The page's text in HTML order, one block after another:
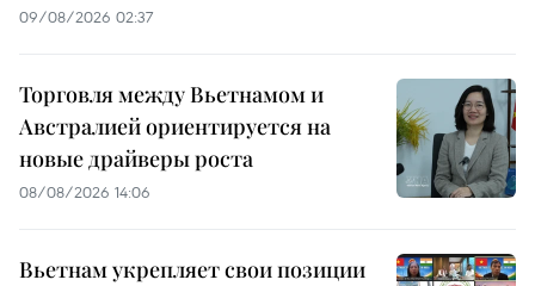
09/08/2026 02:37
Торговля между Вьетнамом и
Австралией ориентируется на
новые драйверы роста
08/08/2026 14:06
Вьетнам укрепляет свои позиции